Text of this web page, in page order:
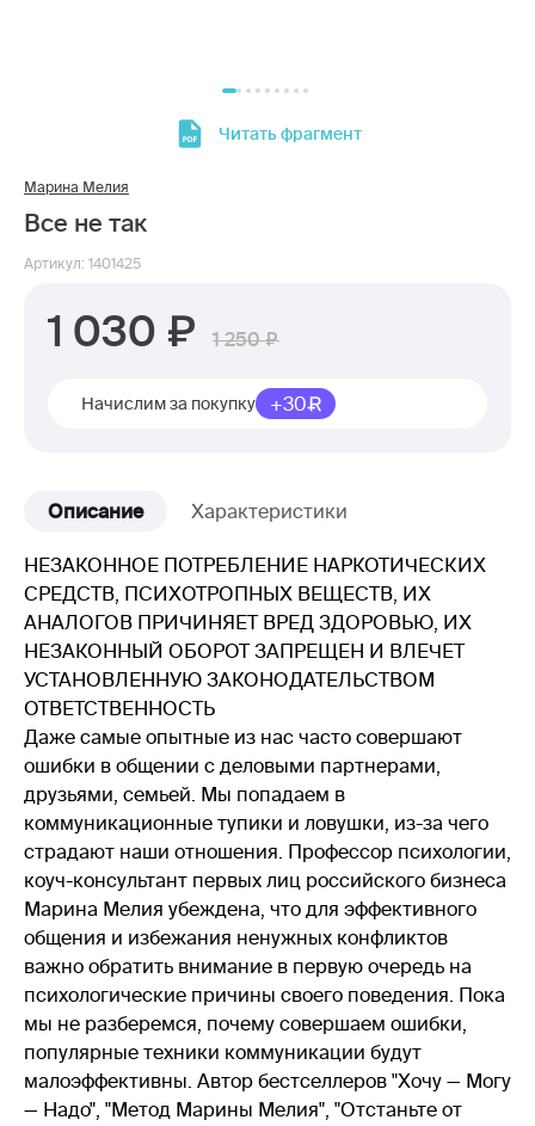
Читать фрагмент
Марина Мелия
Все не так
Артикул: 1401425
1 030 1 250
Начислим за покупку +30
Описание Характеристики
НЕЗАКОННОЕ ПОТРЕБЛЕНИЕ НАРКОТИЧЕСКИХ
СРЕДСТВ, ПСИХОТРОПНЫХ ВЕЩЕСТВ, ИХ
АНАЛОГОВ ПРИЧИНЯЕТ ВРЕД ЗДОРОВЬЮ, ИХ
НЕЗАКОННЫЙ ОБОРОТ ЗАПРЕЩЕН И ВЛЕЧЕТ
УСТАНОВЛЕННУЮ ЗАКОНОДАТЕЛЬСТВОМ
ОТВЕТСТВЕННОСТЬ
Даже самые опытные из нас часто совершают
ошибки в общении с деловыми партнерами,
друзьями, семьей. Мы попадаем в
коммуникационные тупики и ловушки, из-за чего
страдают наши отношения. Профессор психологии,
коуч-консультант первых лиц российского бизнеса
Марина Мелия убеждена, что для эффективного
общения и избежания ненужных конфликтов
важно обратить внимание в первую очередь на
психологические причины своего поведения. Пока
мы не разберемся, почему совершаем ошибки,
популярные техники коммуникации будут
малоэффективны. Автор бестселлеров "Хочу — Могу
— Надо", "Метод Марины Мелия", "Отстаньте от